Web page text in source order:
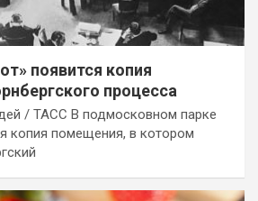
появится копия
процесса
/ ТАСС В подмосковном парке
копия помещения, в котором